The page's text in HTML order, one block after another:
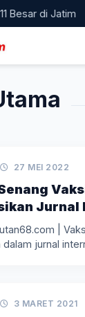
di Jatim
27 MEI 2022
Jurnal
|
jurnal
3 MARET 2021